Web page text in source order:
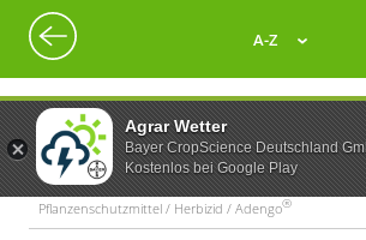
Agrar Wetter
Bayer CropScience Deutschland
Kostenlos bei Google Play
A-Z
Pflanzenschutzmittel / Herbizid / Adengo®